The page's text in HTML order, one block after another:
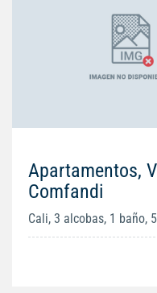
Apartamentos,
Comfandi
Cali, 3 alcobas, 1 baño,